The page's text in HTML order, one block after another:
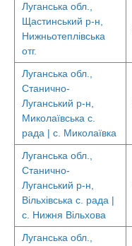
Луганська обл.,
Щастинський р-н,
Нижньотеплівська
отг.
Луганська обл.,
Станично-
Луганський р-н,
Миколаївська с.
рада | с. Миколаївка
Луганська обл.,
Станично-
Луганський р-н,
Вільхівська с. рада |
с. Нижня Вільхова
Луганська обл.,